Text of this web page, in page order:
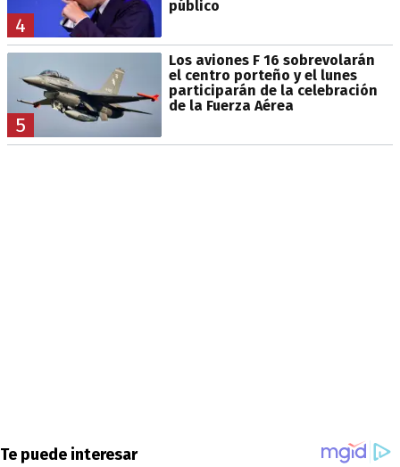
4
público
5
Los aviones F 16 sobrevolarán
el centro porteño y el lunes
participarán de la celebración
de la Fuerza Aérea